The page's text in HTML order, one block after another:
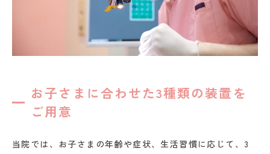
お子さまに合わせた3種類の装置を
ご用意
当院では、お子さまの年齢や症状、生活習慣に応じて、3